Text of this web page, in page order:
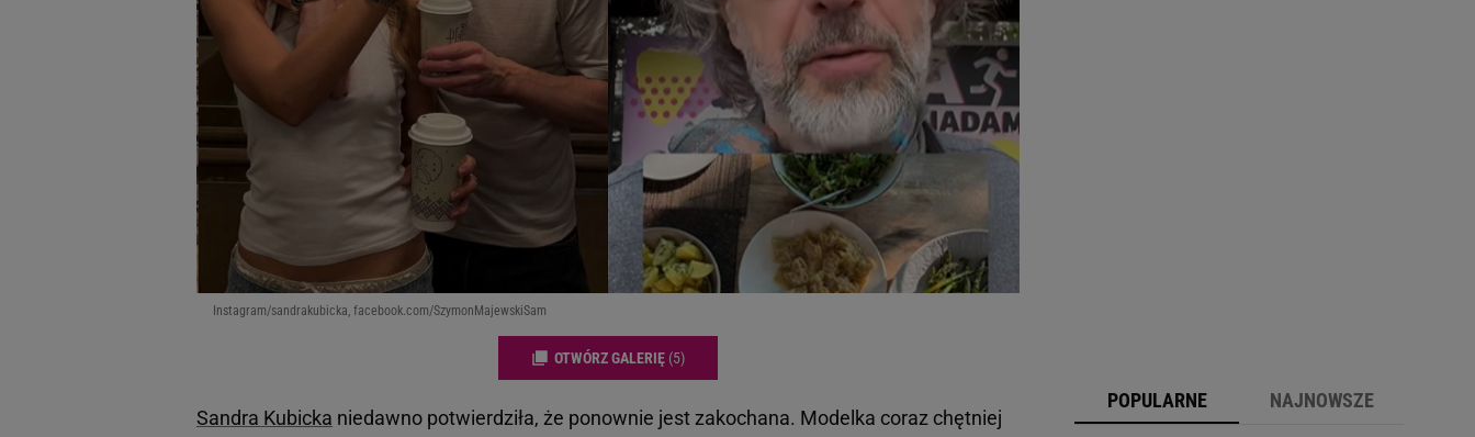
Instagram/sandrakubicka, facebook.com/SzymonMajewskiSam
OTWÓRZ GALERIĘ (5)
Sandra Kubicka niedawno potwierdziła, że ponownie jest zakochana. Modelka coraz chętniej
POPULARNE NAJNOWSZE